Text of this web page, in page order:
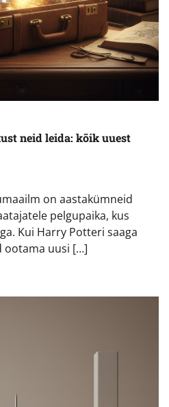
neid leida: kõik uuest
on aastakümneid
pelgupaika, kus
Kui Harry Potteri saaga
ootama uusi […]